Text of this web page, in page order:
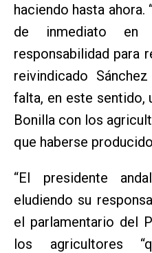
haciendo hasta
de inmediato en
responsabilidad para
reivindicado
falta, en este sentido,
Bonilla con los
que haberse
“El presidente
eludiendo su
el parlamentario del
los agricultores